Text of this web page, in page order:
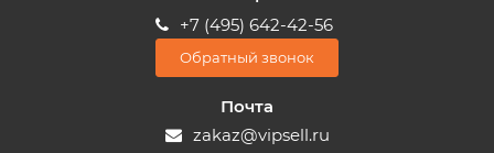
+7 (495) 642-42-56
Обратный звонок
Почта
zakaz@vipsell.ru